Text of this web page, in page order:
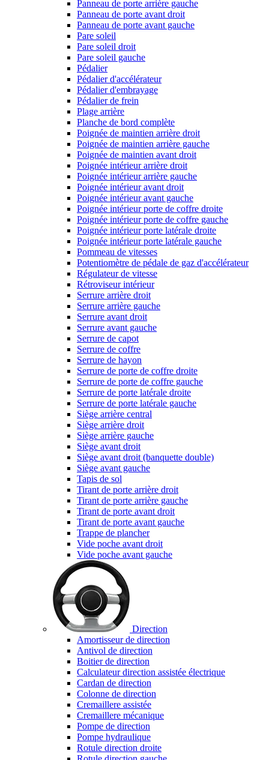
Panneau de porte arrière gauche
Panneau de porte avant droit
Panneau de porte avant gauche
Pare soleil
Pare soleil droit
Pare soleil gauche
Pédalier
Pédalier d'accélérateur
Pédalier d'embrayage
Pédalier de frein
Plage arrière
Planche de bord complète
Poignée de maintien arrière droit
Poignée de maintien arrière gauche
Poignée de maintien avant droit
Poignée intérieur arrière droit
Poignée intérieur arrière gauche
Poignée intérieur avant droit
Poignée intérieur avant gauche
Poignée intérieur porte de coffre droite
Poignée intérieur porte de coffre gauche
Poignée intérieur porte latérale droite
Poignée intérieur porte latérale gauche
Pommeau de vitesses
Potentiomètre de pédale de gaz d'accélérateur
Régulateur de vitesse
Rétroviseur intérieur
Serrure arrière droit
Serrure arrière gauche
Serrure avant droit
Serrure avant gauche
Serrure de capot
Serrure de coffre
Serrure de hayon
Serrure de porte de coffre droite
Serrure de porte de coffre gauche
Serrure de porte latérale droite
Serrure de porte latérale gauche
Siège arrière central
Siège arrière droit
Siège arrière gauche
Siège avant droit
Siège avant droit (banquette double)
Siège avant gauche
Tapis de sol
Tirant de porte arrière droit
Tirant de porte arrière gauche
Tirant de porte avant droit
Tirant de porte avant gauche
Trappe de plancher
Vide poche avant droit
Vide poche avant gauche
Direction
Amortisseur de direction
Antivol de direction
Boitier de direction
Calculateur direction assistée électrique
Cardan de direction
Colonne de direction
Cremaillere assistée
Cremaillere mécanique
Pompe de direction
Pompe hydraulique
Rotule direction droite